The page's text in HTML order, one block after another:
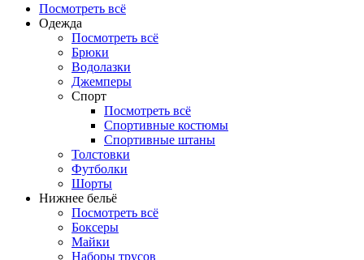
Посмотреть всё
Одежда
Посмотреть всё
Брюки
Водолазки
Джемперы
Спорт
Посмотреть всё
Спортивные костюмы
Спортивные штаны
Толстовки
Футболки
Шорты
Нижнее бельё
Посмотреть всё
Боксеры
Майки
Наборы трусов